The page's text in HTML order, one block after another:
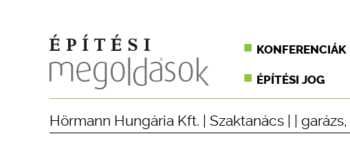
KONFERENCIÁK
ÉPÍTÉSI JOG
Hörmann Hungária Kft. Szaktanács garázs,